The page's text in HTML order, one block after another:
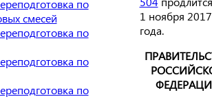
по
смесей
по
по
по
1 ноября 2017
года.